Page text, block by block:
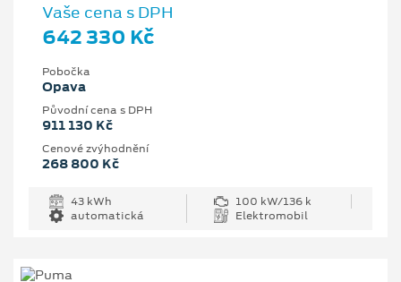
Vaše cena s DPH
642 330 Kč
Pobočka
Opava
Původní cena s DPH
911 130 Kč
Cenové zvýhodnění
268 800 Kč
43 kWh
100 kW/136 k
automatická
Elektromobil